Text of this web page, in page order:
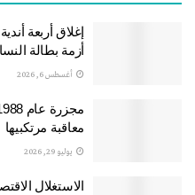
إغلاق أربعة
أزمة بطالة
أغسطس 6, 2026
معاقبة مرتكبيها
يوليو 29, 2026
الاستغلال